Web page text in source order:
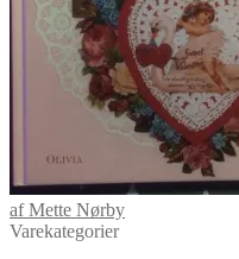
af Mette Nørby
Varekategorier